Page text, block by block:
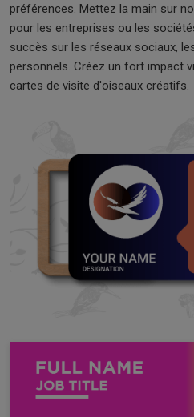
préférences. Mettez la main sur
pour les entreprises ou les
succès sur les réseaux sociaux,
personnels. Créez un fort impact
cartes de visite d'oiseaux créatifs.